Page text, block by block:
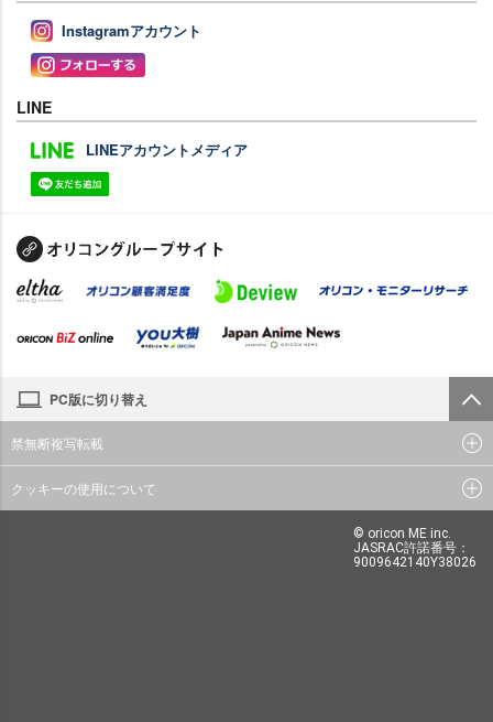
Instagramアカウント
LINE
LINEアカウントメディア
PC版に切り替え
禁無断複写転載
クッキーの使用について
© oricon ME inc.
JASRAC許諾番号：
9009642140Y38026